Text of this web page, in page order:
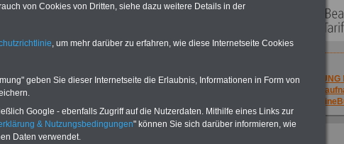
A B C D E F G H I
J
Lexikon zum Unterhaltsanspruch, beispielsweise
".
ACHTUNG
vor
von Cookies von Dritten, siehe dazu weitere Details in der
, um mehr darüber zu erfahren, wie diese Internetseite Cookies
geben Sie dieser Internetseite die Erlaubnis, Informationen in Form von
Google - ebenfalls Zugriff auf die Nutzerdaten. Mithilfe eines Links zur
& Nutzungsbedingungen" können Sie sich darüber informieren, wie
Daten verwendet.